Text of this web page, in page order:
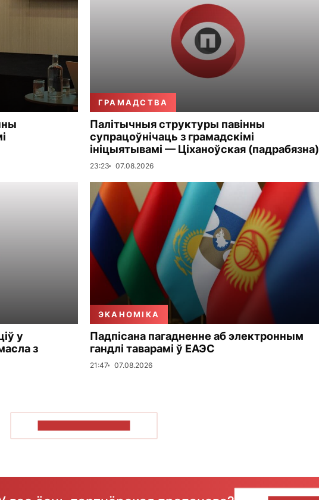
ГРАМАДСТВА
Палітычныя структуры павінны
супрацоўнічаць з грамадскімі
ініцыятывамі — Ціханоўская (падрабязна)
23:23 07.08.2026
у
з
ЭКАНОМІКА
Падпісана пагадненне аб электронным
гандлі таварамі ў ЕАЭС
21:47 07.08.2026